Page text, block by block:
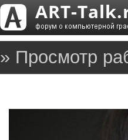
» Просмотр